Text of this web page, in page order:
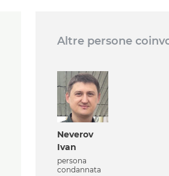
Altre persone
Neverov
Ivan
persona
condannata